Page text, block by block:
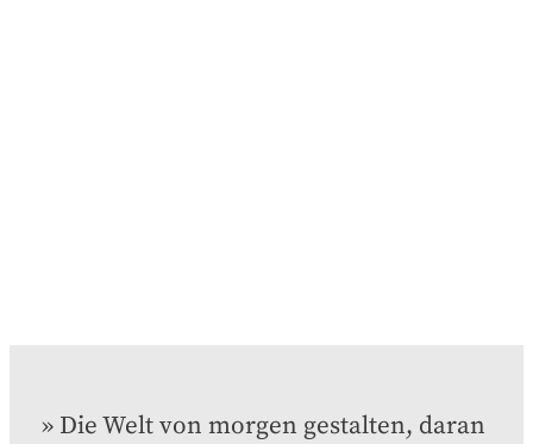
Die Welt von morgen gestalten, daran